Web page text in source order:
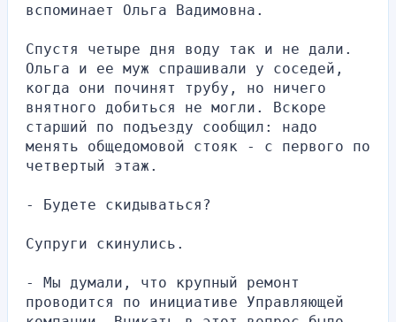
вспоминает Ольга Вадимовна.
Спустя четыре дня воду так и не дали.
Ольга и ее муж спрашивали у соседей,
когда они починят трубу, но ничего
внятного добиться не могли. Вскоре
старший по подъезду сообщил: надо
менять общедомовой стояк - с первого по
четвертый этаж.
- Будете скидываться?
Супруги скинулись.
- Мы думали, что крупный ремонт
проводится по инициативе Управляющей